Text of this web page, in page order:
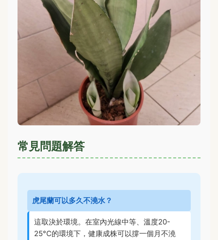
常見問題解答
虎尾蘭可以多久不澆水？
這取決於環境。在室內光線中等、溫度20-
25°C的環境下，健康成株可以撐一個月不澆